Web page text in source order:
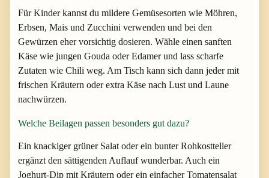
Für Kinder kannst du mildere Gemüsesorten wie Möhren,
Erbsen, Mais und Zucchini verwenden und bei den
Gewürzen eher vorsichtig dosieren. Wähle einen sanften
Käse wie jungen Gouda oder Edamer und lass scharfe
Zutaten wie Chili weg. Am Tisch kann sich dann jeder mit
frischen Kräutern oder extra Käse nach Lust und Laune
nachwürzen.
Welche Beilagen passen besonders gut dazu?
Ein knackiger grüner Salat oder ein bunter Rohkostteller
ergänzt den sättigenden Auflauf wunderbar. Auch ein
Joghurt-Dip mit Kräutern oder ein einfacher Tomatensalat